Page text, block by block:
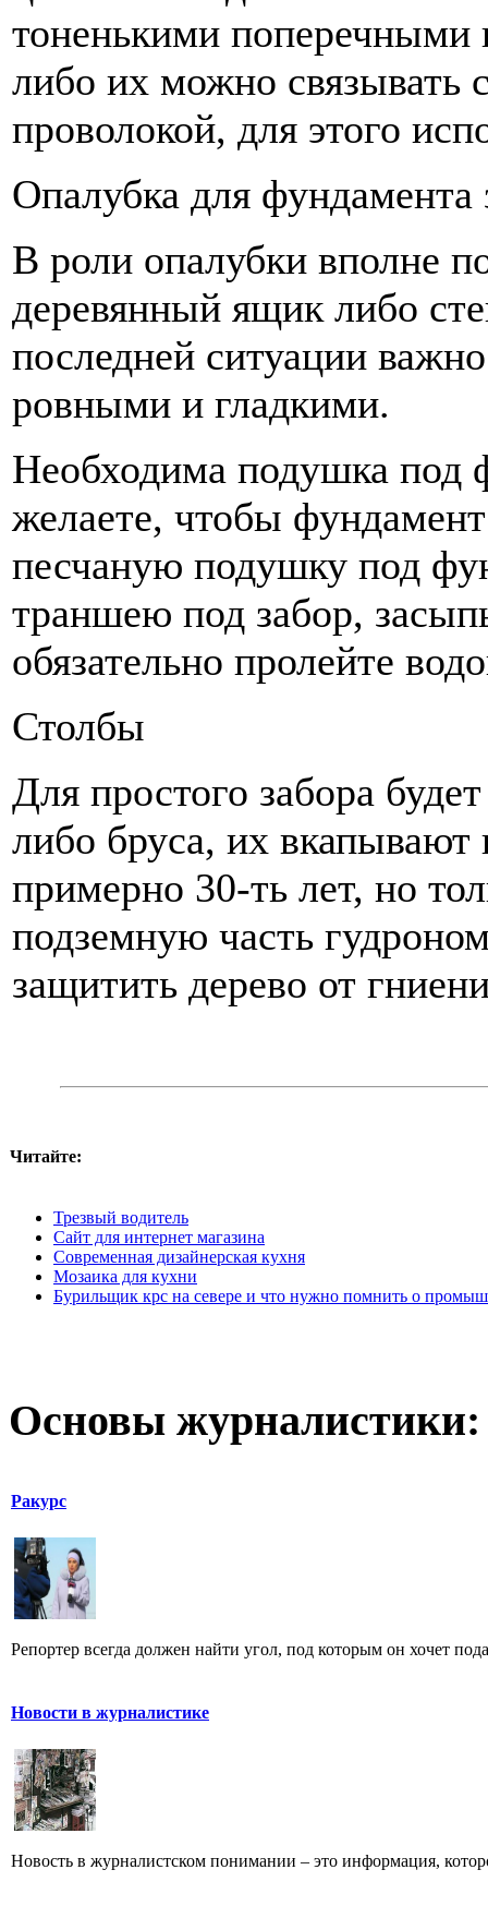
тоненькими
либо их можно связывать
проволокой, для этого
Опалубка для фундамента
В роли опалубки вполне
деревянный ящик либо
последней ситуации
ровными и гладкими.
Необходима подушка под
желаете, чтобы
песчаную подушку под
траншею под забор,
обязательно пролейте
Столбы
Для простого забора
либо бруса, их
примерно 30-ть лет, но
подземную часть
защитить дерево от
Читайте:
Трезвый водитель
Сайт для интернет магазина
Современная дизайнерская кухня
Мозаика для кухни
Бурильщик крс на севере и что нужно помнить о
Основы журналистики:
Ракурс
Репортер всегда должен найти угол, под которым он хочет
Новости в журналистике
Новость в журналистском понимании – это информация,